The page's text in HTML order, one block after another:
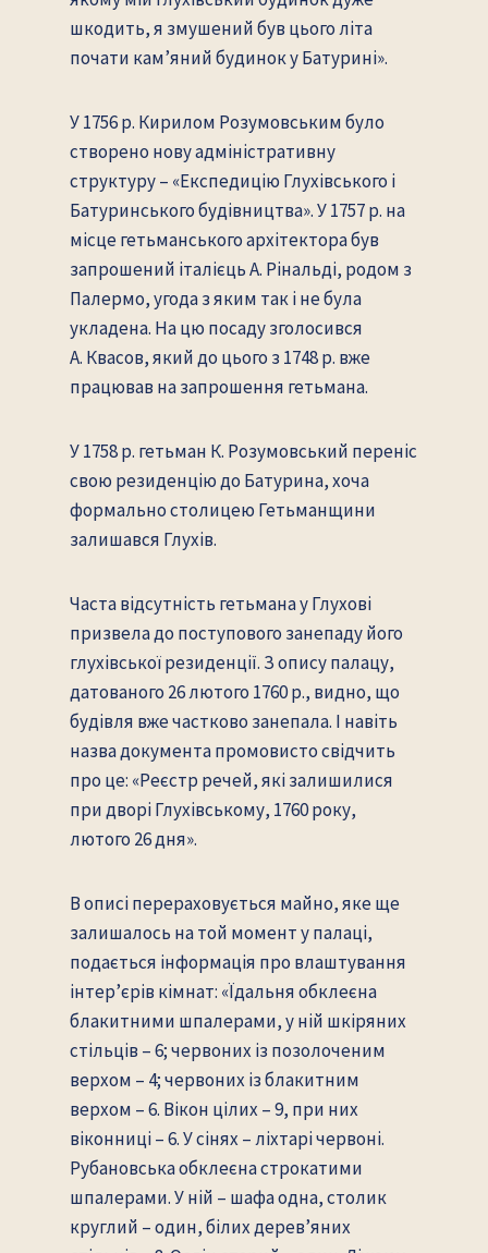
шкодить, я змушений був цього літа
почати кам’яний будинок у Батурині».
У 1756 р. Кирилом Розумовським було
створено нову адміністративну
структуру – «Експедицію Глухівського і
Батуринського будівництва». У 1757 р. на
місце гетьманського архітектора був
запрошений італієць А. Рінальді, родом з
Палермо, угода з яким так і не була
укладена. На цю посаду зголосився
А. Квасов, який до цього з 1748 р. вже
працював на запрошення гетьмана.
У 1758 р. гетьман К. Розумовський переніс
свою резиденцію до Батурина, хоча
формально столицею Гетьманщини
залишався Глухів.
Часта відсутність гетьмана у Глухові
призвела до поступового занепаду його
глухівської резиденції. З опису палацу,
датованого 26 лютого 1760 р., видно, що
будівля вже частково занепала. І навіть
назва документа промовисто свідчить
про це: «Реєстр речей, які залишилися
при дворі Глухівському, 1760 року,
лютого 26 дня».
В описі перераховується майно, яке ще
залишалось на той момент у палаці,
подається інформація про влаштування
інтер’єрів кімнат: «Їдальня обклеєна
блакитними шпалерами, у ній шкіряних
стільців – 6; червоних із позолоченим
верхом – 4; червоних із блакитним
верхом – 6. Вікон цілих – 9, при них
віконниці – 6. У сінях – ліхтарі червоні.
Рубановська обклеєна строкатими
шпалерами. У ній – шафа одна, столик
круглий – один, білих дерев’яних